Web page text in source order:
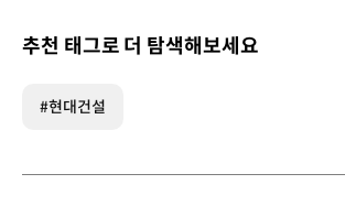
추천 태그로 더 탐색해보세요
#현대건설